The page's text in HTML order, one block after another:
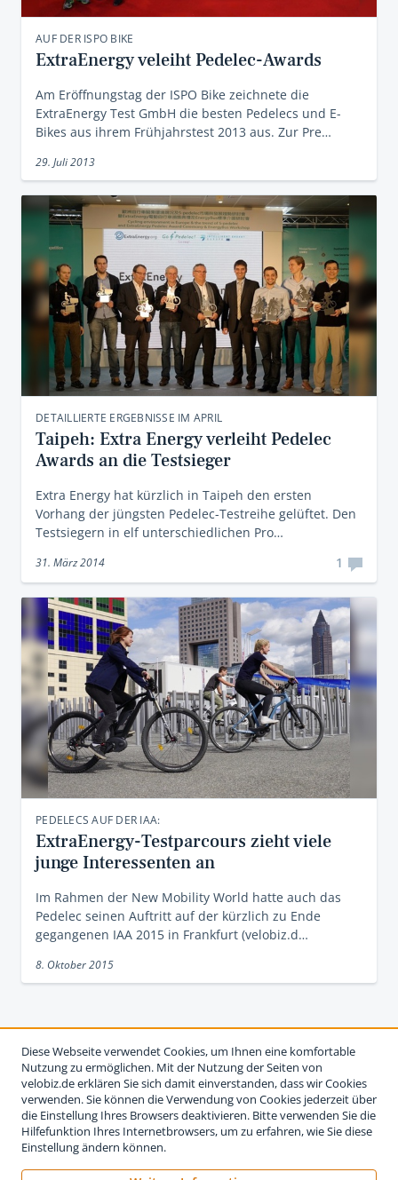
AUF DER ISPO BIKE
ExtraEnergy veleiht Pedelec-Awards
Am Eröffnungstag der ISPO Bike zeichnete die
ExtraEnergy Test GmbH die besten Pedelecs und E-
Bikes aus ihrem Frühjahrstest 2013 aus. Zur Pre…
29. Juli 2013
DETAILLIERTE ERGEBNISSE IM APRIL
Taipeh: Extra Energy verleiht Pedelec
Awards an die Testsieger
Extra Energy hat kürzlich in Taipeh den ersten
Vorhang der jüngsten Pedelec-Testreihe gelüftet. Den
Testsiegern in elf unterschiedlichen Pro…
31. März 2014 1
PEDELECS AUF DER IAA:
ExtraEnergy-Testparcours zieht viele
junge Interessenten an
Im Rahmen der New Mobility World hatte auch das
Pedelec seinen Auftritt auf der kürzlich zu Ende
gegangenen IAA 2015 in Frankfurt (velobiz.d…
8. Oktober 2015
Diese Webseite verwendet Cookies, um Ihnen eine komfortable
Nutzung zu ermöglichen. Mit der Nutzung der Seiten von
velobiz.de erklären Sie sich damit einverstanden, dass wir Cookies
verwenden. Sie können die Verwendung von Cookies jederzeit über
die Einstellung Ihres Browsers deaktivieren. Bitte verwenden Sie die
Hilfefunktion Ihres Internetbrowsers, um zu erfahren, wie Sie diese
Einstellung ändern können.